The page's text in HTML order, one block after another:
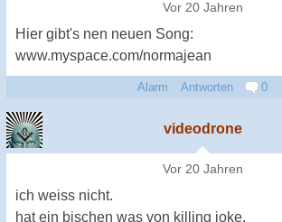
Vor 20 Jahren
Hier gibt's nen neuen Song:
www.myspace.com/normajean
Alarm Antworten 0
videodrone
Vor 20 Jahren
ich weiss nicht.
hat ein bischen was von killing joke.